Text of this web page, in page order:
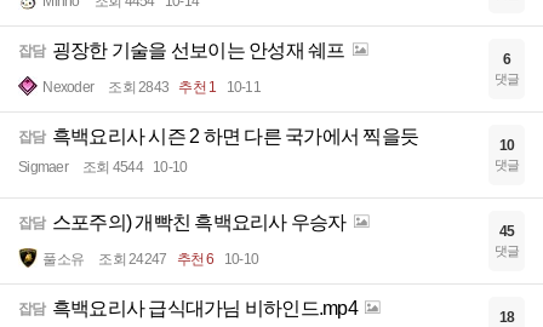
잡담 굉장한 기술을 선보이는 안성재 쉐프
Nexoder 조회 2843 추천 1 10-11
6
댓글
잡담 흑백요리사 시즌 2 하면 다른 국가에서 찍을듯
Sigmaer 조회 4544 10-10
10
댓글
잡담 스포주의) 개빡친 흑백요리사 우승자
풀소유 조회 24247 추천 6 10-10
45
댓글
잡담 흑백요리사 급식대가님 비하인드.mp4 18